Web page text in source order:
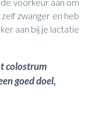
zwanger en heb
aan bij je lactatie
colostrum
goed doel,